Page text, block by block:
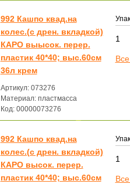
992 Кашпо квад.на
колес.(с дрен. вкладкой)
КАРО выысок. перер.
пластик 40*40; выс.60см
36л крем
Артикул: 073276
Материал: пластмасса
Код: 00000073276
1
992 Кашпо квад.на
колес.(с дрен. вкладкой)
КАРО высок. перер.
пластик 40*40; выс.60см
1